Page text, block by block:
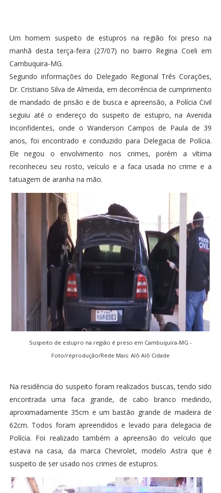
Um homem suspeito de estupros na região foi preso na
manhã desta terça-feira (27/07) no bairro Regina Coeli em
Cambuquira-MG.
Segundo informações do Delegado Regional Três Corações,
Dr. Cristiano Silva de Almeida, em decorrência de cumprimento
de mandado de prisão e de busca e apreensão, a Polícia Civil
seguiu até o endereço do suspeito de estupro, na Avenida
Inconfidentes, onde o Wanderson Campos de Paula de 39
anos, foi encontrado e conduzido para Delegacia de Polícia.
Ele negou o envolvimento nos crimes, porém a vítima
reconheceu seu rosto, veículo e a faca usada no crime e a
tatuagem de aranha na mão.
Suspeito de estupro na região é preso em Cambuquira-MG -
Foto/reprodução/Rede Mais: Alô Alô Cidade
Na residência do suspeito foram realizados buscas, tendo sido
encontrada uma faca grande, de cabo branco medindo,
aproximadamente 35cm e um bastão grande de madeira de
62cm. Todos foram apreendidos e levado para delegacia de
Polícia. Foi realizado também a apreensão do veículo que
estava na casa, da marca Chevrolet, modelo Astra que é
suspeito de ser usado nos crimes de estupros.